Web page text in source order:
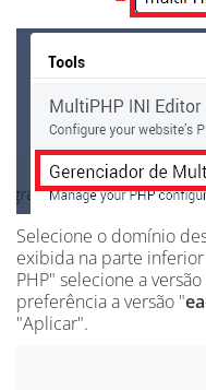
Selecione o domínio
exibida na parte
PHP" selecione a
preferência a versão "ea
"Aplicar".